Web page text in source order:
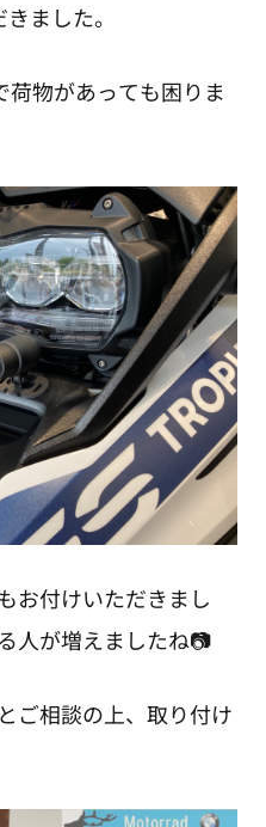
ました。
物があっても困りま
お付けいただきまし
人が増えましたね📷
ご相談の上、取り付け